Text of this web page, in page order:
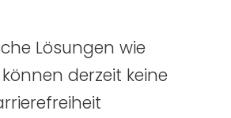
Lösungen wie
derzeit keine